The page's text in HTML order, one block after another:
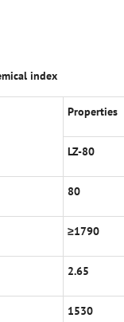
index
Properties
LZ-80
80
≥1790
2.65
1530